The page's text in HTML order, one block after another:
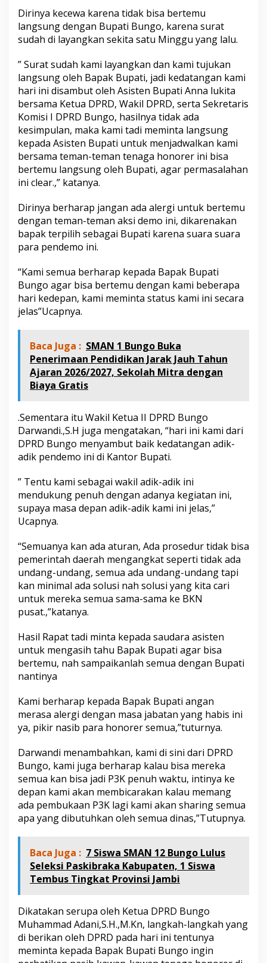
n
t
o
r
u
p
a
t
i
Dirinya kecewa karena tidak bisa bertemu
langsung dengan Bupati Bungo, karena surat
sudah di layangkan sekita satu Minggu yang lalu.
” Surat sudah kami layangkan dan kami tujukan
langsung oleh Bapak Bupati, jadi kedatangan kami
hari ini disambut oleh Asisten Bupati Anna lukita
bersama Ketua DPRD, Wakil DPRD, serta Sekretaris
Komisi I DPRD Bungo, hasilnya tidak ada
kesimpulan, maka kami tadi meminta langsung
kepada Asisten Bupati untuk menjadwalkan kami
bersama teman-teman tenaga honorer ini bisa
bertemu langsung oleh Bupati, agar permasalahan
ini clear.,” katanya.
Dirinya berharap jangan ada alergi untuk bertemu
dengan teman-teman aksi demo ini, dikarenakan
bapak terpilih sebagai Bupati karena suara suara
para pendemo ini.
“Kami semua berharap kepada Bapak Bupati
Bungo agar bisa bertemu dengan kami beberapa
hari kedepan, kami meminta status kami ini secara
jelas”Ucapnya.
Baca Juga : SMAN 1 Bungo Buka
Penerimaan Pendidikan Jarak Jauh Tahun
Ajaran 2026/2027, Sekolah Mitra dengan
Biaya Gratis
.Sementara itu Wakil Ketua II DPRD Bungo
Darwandi.,S.H juga mengatakan, “hari ini kami dari
DPRD Bungo menyambut baik kedatangan adik-
adik pendemo ini di Kantor Bupati.
” Tentu kami sebagai wakil adik-adik ini
mendukung penuh dengan adanya kegiatan ini,
supaya masa depan adik-adik kami ini jelas,”
Ucapnya.
“Semuanya kan ada aturan, Ada prosedur tidak bisa
pemerintah daerah mengangkat seperti tidak ada
undang-undang, semua ada undang-undang tapi
kan minimal ada solusi nah solusi yang kita cari
untuk mereka semua sama-sama ke BKN
pusat.,”katanya.
Hasil Rapat tadi minta kepada saudara asisten
untuk mengasih tahu Bapak Bupati agar bisa
bertemu, nah sampaikanlah semua dengan Bupati
nantinya
Kami berharap kepada Bapak Bupati angan
merasa alergi dengan masa jabatan yang habis ini
ya, pikir nasib para honorer semua,”tuturnya.
Darwandi menambahkan, kami di sini dari DPRD
Bungo, kami juga berharap kalau bisa mereka
semua kan bisa jadi P3K penuh waktu, intinya ke
depan kami akan membicarakan kalau memang
ada pembukaan P3K lagi kami akan sharing semua
apa yang dibutuhkan oleh semua dinas,”Tutupnya.
Baca Juga : 7 Siswa SMAN 12 Bungo Lulus
Seleksi Paskibraka Kabupaten, 1 Siswa
Tembus Tingkat Provinsi Jambi
Dikatakan serupa oleh Ketua DPRD Bungo
Muhammad Adani,S.H.,M.Kn, langkah-langkah yang
di berikan oleh DPRD pada hari ini tentunya
meminta kepada Bapak Bupati Bungo ingin